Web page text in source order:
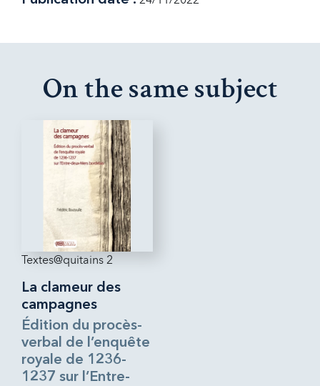
On the same subject
Textes@quitains 2
La clameur des
campagnes
Édition du procès-
verbal de l’enquête
royale de 1236-
1237 sur l’Entre-